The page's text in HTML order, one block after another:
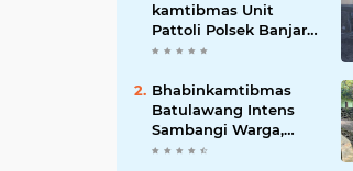
kamtibmas Unit
Pattoli Polsek Banjar
melaksanakan patroli
keramaian di wilayah
hukum
Bhabinkamtibmas
Batulawang Intens
Sambangi Warga,
Serap Informasi dan